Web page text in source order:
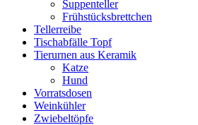
Suppenteller
Frühstücksbrettchen
Tellerreibe
Tischabfälle Topf
Tierurnen aus Keramik
Katze
Hund
Vorratsdosen
Weinkühler
Zwiebeltöpfe